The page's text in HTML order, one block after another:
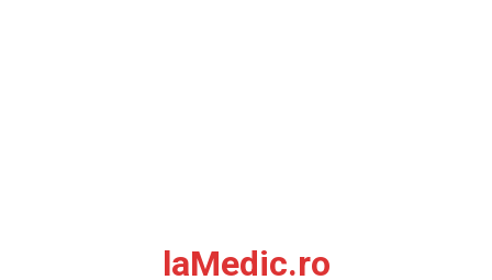
laMedic.ro